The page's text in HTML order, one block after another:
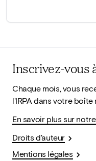
Inscrivez-vous
Chaque mois, vous
l'IRPA dans votre boîte
En savoir plus sur
Droits d'auteur
Mentions légales